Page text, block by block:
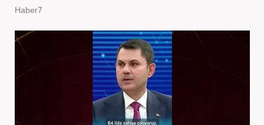
Haber7